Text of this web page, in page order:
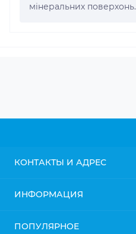
мінеральних поверхонь.
КОНТАКТЫ И АДРЕС
Пн-Пт: с 9до 18
ИНФОРМАЦИЯ
ПОПУЛЯРНОЕ